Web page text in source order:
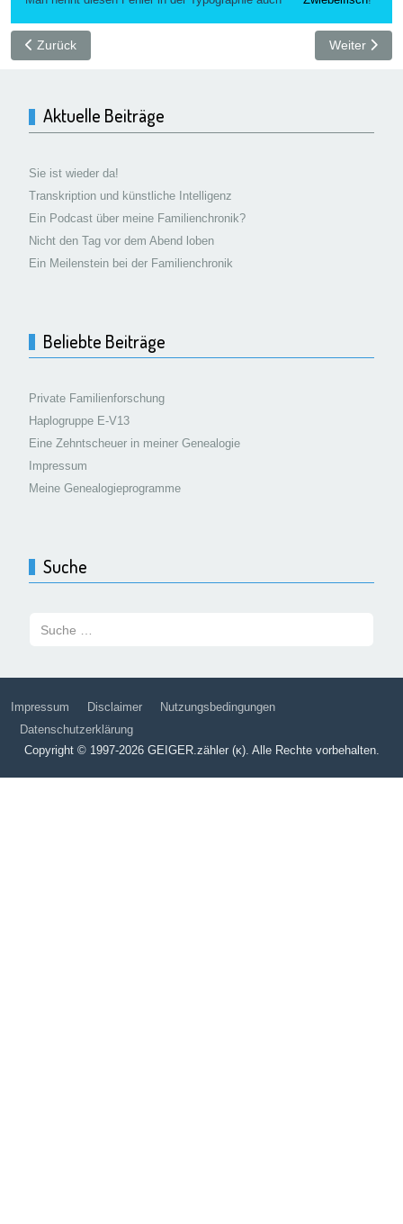
Vorheriger Beitrag: 07 – Deutsche Schriftformen
Zurück Nächster
Weiter
Aktuelle Beiträge
Sie ist wieder da!
Transkription und künstliche Intelligenz
Ein Podcast über meine Familienchronik?
Nicht den Tag vor dem Abend loben
Ein Meilenstein bei der Familienchronik
Beliebte Beiträge
Private Familienforschung
Haplogruppe E-V13
Eine Zehntscheuer in meiner Genealogie
Impressum
Meine Genealogieprogramme
Suche
Impressum Disclaimer
Nutzungsbedingungen
Datenschutzerklärung
Copyright © 1997-2026 GEIGER.zähler (κ). Alle Rechte vorbehalten.